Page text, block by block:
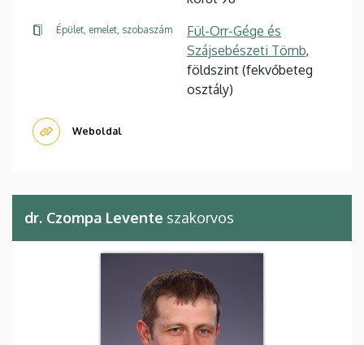
Épület, emelet, szobaszám
Fül-Orr-Gége és
Szájsebészeti Tömb,
földszint (fekvőbeteg
osztály)
Weboldal
dr. Czompa Levente szakorvos